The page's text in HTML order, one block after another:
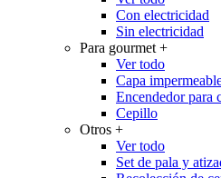
Con electricidad
Sin electricidad
Para gourmet +
Ver todo
Capa
Encendedor para
Cepillo
Otros +
Ver todo
Set de pala y